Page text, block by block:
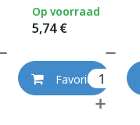
5,74€
Op voorraad
Favoriet